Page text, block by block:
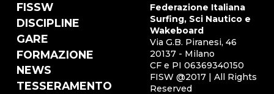
FISSW
DISCIPLINE
GARE
FORMAZIONE
NEWS
TESSERAMENTO
Federazione Italiana
Surfing, Sci Nautico e
Wakeboard
Via G.B. Piranesi, 46
20137 - Milano
CF e PI 06369340150
FISW @2017 | All Rights
Reserved